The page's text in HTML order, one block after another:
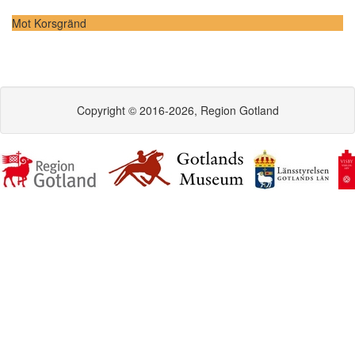
Mot Korsgränd
Copyright © 2016-2026, Region Gotland